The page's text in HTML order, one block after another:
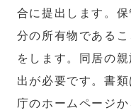
合に提出します。
分の所有物である
をします。同居の
出が必要です。書
庁のホームページ